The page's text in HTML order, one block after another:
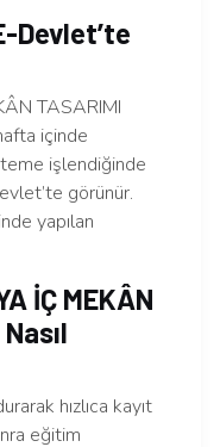
Devlet’te
TASARIMI
içinde
işlendiğinde
görünür.
yapılan
İÇ MEKÂN
hızlıca kayıt
eğitim